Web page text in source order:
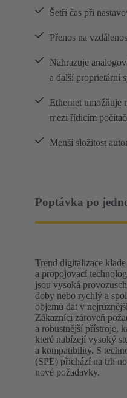
Šetří čas při
Přenos na
Nahrazuje
a další proprietární
Ethernet umožňuje
mezi řídicím
Menší složitost
Poptávka po
Trend digitalizace
a propojovací
jsou vysoká
doby nebo rychlý a
objemů dat v
Zákazníci zároveň
a robustnější přístroje,
které nabízejí vysoký
a kompatibility. S
(SPE) přichází na trh
nové požadavky.